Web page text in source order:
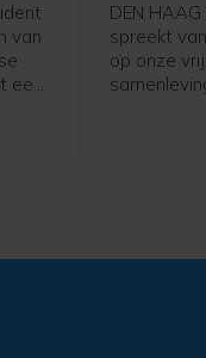
van
een
DEN
spreekt
op onze